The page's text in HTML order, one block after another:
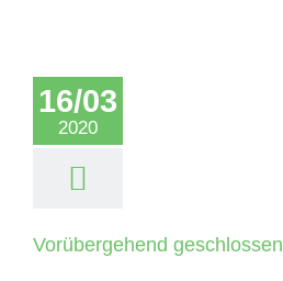
16/03
2020
Vorübergehend geschlossen